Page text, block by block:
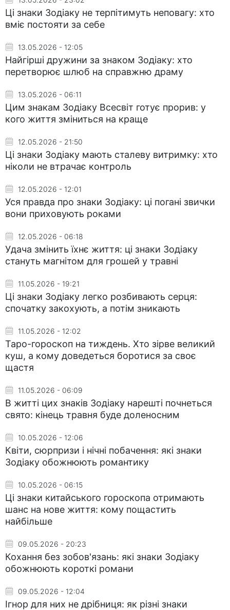
Ці знаки Зодіаку не терпітимуть неповагу: хто
вміє постояти за себе
13.05.2026 - 12:05
Найгірші дружини за знаком Зодіаку: хто
перетворює шлюб на справжню драму
13.05.2026 - 06:11
Цим знакам Зодіаку Всесвіт готує прорив: у
кого життя зміниться на краще
12.05.2026 - 21:50
Ці знаки Зодіаку мають сталеву витримку: хто
ніколи не втрачає контроль
12.05.2026 - 12:01
Уся правда про знаки Зодіаку: ці погані звички
вони приховують роками
12.05.2026 - 06:18
Удача змінить їхнє життя: ці знаки Зодіаку
стануть магнітом для грошей у травні
11.05.2026 - 19:21
Ці знаки Зодіаку легко розбивають серця:
спочатку закохують, а потім зникають
11.05.2026 - 12:02
Таро-гороскоп на тиждень. Хто зірве великий
куш, а кому доведеться боротися за своє
щастя
11.05.2026 - 06:09
В житті цих знаків Зодіаку нарешті почнеться
свято: кінець травня буде доленосним
10.05.2026 - 12:06
Квіти, сюрпризи і нічні побачення: які знаки
Зодіаку обожнюють романтику
10.05.2026 - 06:15
Ці знаки китайського гороскопа отримають
шанс на нове життя: кому пощастить
найбільше
09.05.2026 - 20:23
Кохання без зобов'язань: які знаки Зодіаку
обожнюють короткі романи
09.05.2026 - 12:04
Ігнор для них не дрібниця: як різні знаки